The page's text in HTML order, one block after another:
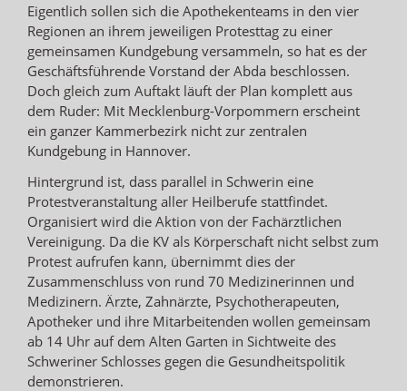
Eigentlich sollen sich die Apothekenteams in den vier
Regionen an ihrem jeweiligen Protesttag zu einer
gemeinsamen Kundgebung versammeln, so hat es der
Geschäftsführende Vorstand der Abda beschlossen.
Doch gleich zum Auftakt läuft der Plan komplett aus
dem Ruder: Mit Mecklenburg-Vorpommern erscheint
ein ganzer Kammerbezirk nicht zur zentralen
Kundgebung in Hannover.
Hintergrund ist, dass parallel in Schwerin eine
Protestveranstaltung aller Heilberufe stattfindet.
Organisiert wird die Aktion von der Fachärztlichen
Vereinigung. Da die KV als Körperschaft nicht selbst zum
Protest aufrufen kann, übernimmt dies der
Zusammenschluss von rund 70 Medizinerinnen und
Medizinern. Ärzte, Zahnärzte, Psychotherapeuten,
Apotheker und ihre Mitarbeitenden wollen gemeinsam
ab 14 Uhr auf dem Alten Garten in Sichtweite des
Schweriner Schlosses gegen die Gesundheitspolitik
demonstrieren.